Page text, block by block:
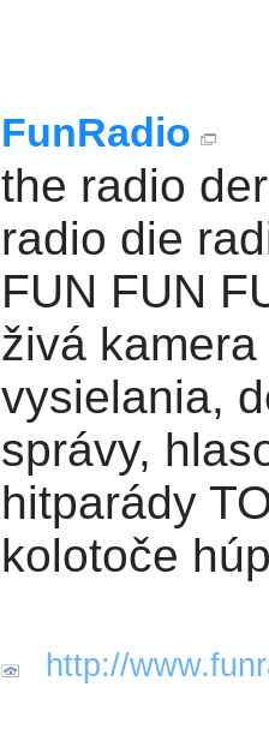
FunRadio
the radio
radio die
FUN FUN
živá kamera
vysielania,
správy,
hitparády
kolotoče
http://